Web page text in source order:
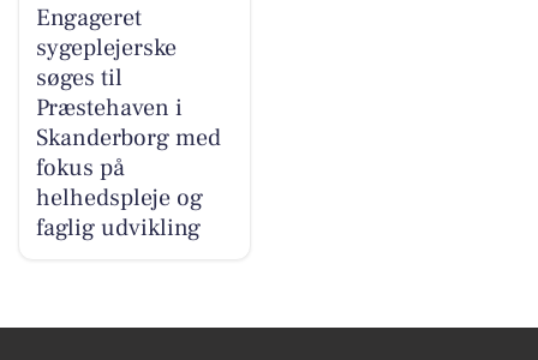
Engageret
sygeplejerske
søges til
Præstehaven i
Skanderborg med
fokus på
helhedspleje og
faglig udvikling